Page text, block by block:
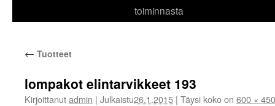
toiminnasta
← Tuotteet
lompakot elintarvikkeet 193
Kirjoittanutadmin | Julkaistu26.1.2015 | Täysi koko on 600 × 450